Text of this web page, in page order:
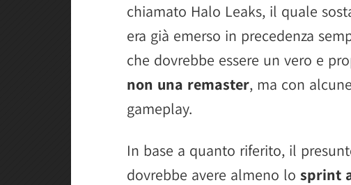
chiamato Halo Leaks, il quale
era già emerso in precedenza
che dovrebbe essere un vero e
non una remaster, ma con
gameplay.
In base a quanto riferito, il
dovrebbe avere almeno lo sprint